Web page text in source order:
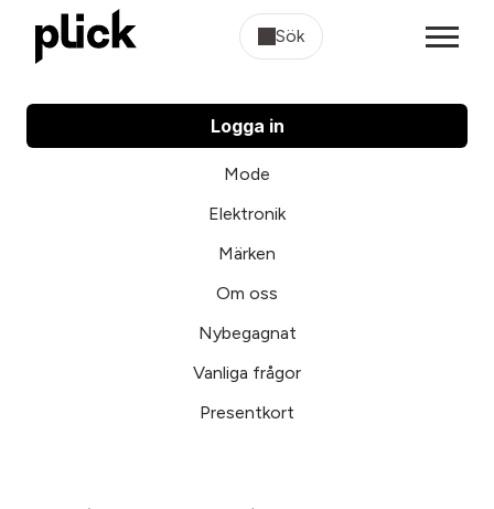
Sök
Logga in
Mode
Elektronik
Märken
Om oss
Nybegagnat
Vanliga frågor
Presentkort